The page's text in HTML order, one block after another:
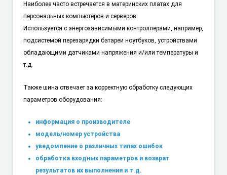
Наиболее часто встречается в материнских платах для
персональных компьютеров и серверов.
Используется с энергозависимыми контроллерами, например,
подсистемой перезарядки батареи ноутбуков, устройствами
обладающими датчиками напряжения и/или температуры и
т.д.
Также шина отвечает за корректную обработку следующих
параметров оборудования:
информация о производителе
модель/номер устройства
уведомление о различных типах ошибок
обработка входных параметров и возврат
результатов их выполнения и т.д.